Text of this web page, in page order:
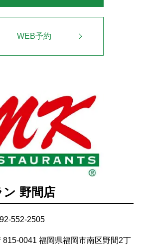
WEB予約
野間店
552-2505
815-0041 福岡県福岡市南区野間2丁